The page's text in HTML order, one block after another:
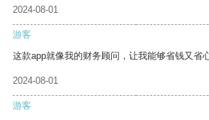
2024-08-01
游客
这款app就像我的财务顾问，让我能够省钱又省心
2024-08-01
游客